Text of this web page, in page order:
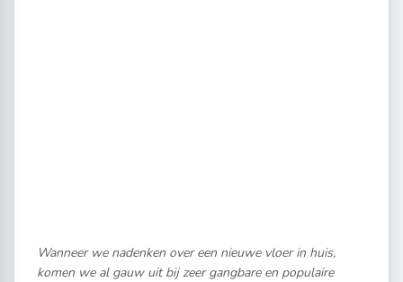
Wanneer we nadenken over een nieuwe vloer in huis,
komen we al gauw uit bij zeer gangbare en populaire